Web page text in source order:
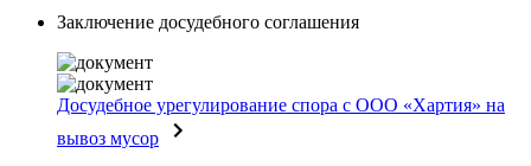
Заключение досудебного соглашения
Досудебное урегулирование спора с ООО «Хартия» на
вывоз мусор